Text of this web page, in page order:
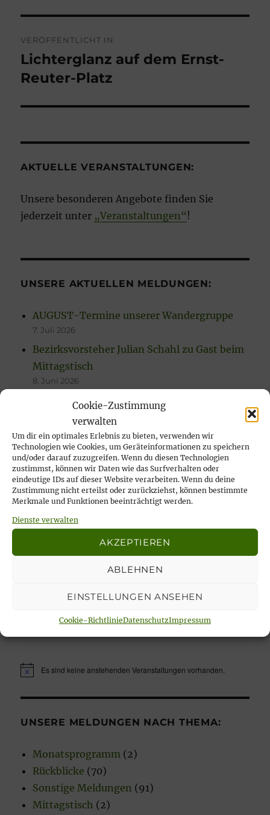
Cookie-Zustimmung
verwalten
Um dir ein optimales Erlebnis zu bieten, verwenden wir
Technologien wie Cookies, um Geräteinformationen zu speichern
und/oder darauf zuzugreifen. Wenn du diesen Technologien
zustimmst, können wir Daten wie das Surfverhalten oder
eindeutige IDs auf dieser Website verarbeiten. Wenn du deine
Zustimmung nicht erteilst oder zurückziehst, können bestimmte
Merkmale und Funktionen beeinträchtigt werden.
Dienste verwalten
AKZEPTIEREN
ABLEHNEN
EINSTELLUNGEN ANSEHEN
Cookie-RichtlinieDatenschutzImpressum
VERÖFFENTLICHT IN
Lichterglanz auf dem Ernst-
Reuter-Platz
AKTUELLE VERANSTALTUNGEN:
Unsere besonderen Angebote finden Sie
jederzeit unter „Veranstaltungen“ !
UNSERE AKTUELLEN MELDUNGEN:
AUGUST-Termine unserer Wandergruppe
7. Juli 2026
Bezirksvorsteher Julian Schahl zu Gast beim
Mittagstisch
8. Juni 2026
Wir nehmen Abschied von unserer lieben
Ilse Risch
4. Mai 2026
… immer wieder sonntags, tata!
21. April 2026
Rückblick auf das Karfreitags-Fischessen
14. April 2026
Nachlese Rosenmontagsparty 2026: es
Unsere aktuellen Veranstaltungen:
H
i
Es sind keine anstehenden Veranstaltungen vorhanden.
UNSERE MELDUNGEN NACH THEMA:
Monatsprogramm (2)
Rückblicke (70)
Sonstige Meldungen (91)
Mittagstisch (2)